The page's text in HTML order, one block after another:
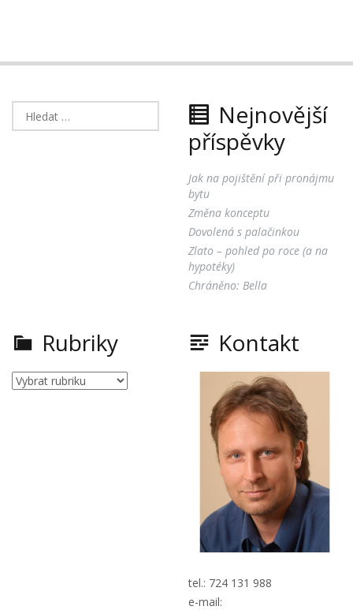
Vyhledávání
Nejnovější
příspěvky
Jak na pojištění při pronájmu
bytu
Změna konceptu
Dovolená s palačinkou
Zlato – pohled po roce (a na
hypotéky)
Chráněno: Bella
Rubriky
Rubriky
Kontakt
tel.: 724 131 988
e-mail: